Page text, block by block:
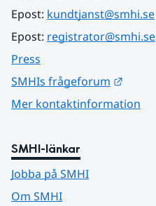
Epost: kundtjanst@smhi.se
Epost: registrator@smhi.se
Press
SMHIs frågeforum
Mer kontaktinformation
SMHI-länkar
Jobba på SMHI
Om SMHI